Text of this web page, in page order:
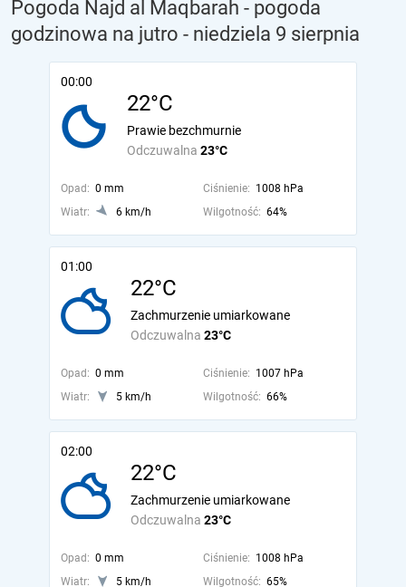
Pogoda Najd al Maqbarah - pogoda
godzinowa na jutro - niedziela 9 sierpnia
00:00
22°C
Odczuwalna 23°C
Prawie bezchmurnie
Opad: 0 mm Ciśnienie: 1008 hPa
Wiatr:
6 km/h Wilgotność: 64%
01:00
22°C
Odczuwalna 23°C
Zachmurzenie umiarkowane
Opad: 0 mm Ciśnienie: 1007 hPa
Wiatr:
5 km/h Wilgotność: 66%
02:00
22°C
Odczuwalna 23°C
Zachmurzenie umiarkowane
Opad: 0 mm Ciśnienie: 1008 hPa
Wiatr:
5 km/h Wilgotność: 65%